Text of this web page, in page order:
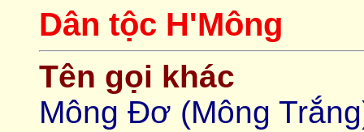
Dân tộc H'Mông
Tên gọi khác
Mông Đơ (Mông